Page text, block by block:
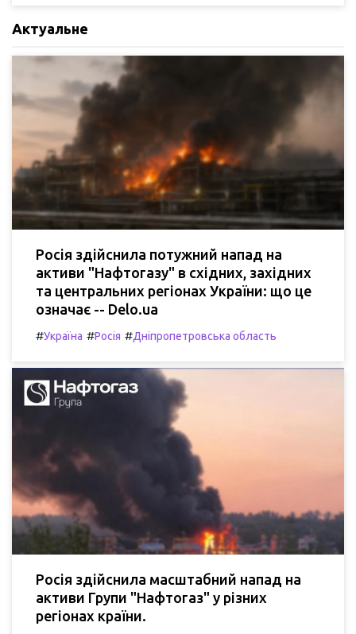
Актуальне
Росія здійснила потужний напад на
активи "Нафтогазу" в східних, західних
та центральних регіонах України: що це
означає -- Delo.ua
#Україна #Росія #Дніпропетровська область
Росія здійснила масштабний напад на
активи Групи "Нафтогаз" у різних
регіонах країни.